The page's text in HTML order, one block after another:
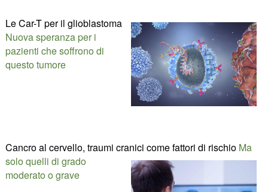
Le Car-T per il glioblastoma
Nuova speranza per i
pazienti che soffrono di
questo tumore
Cancro al cervello, traumi cranici come fattori di rischio Ma
solo quelli di grado
moderato o grave